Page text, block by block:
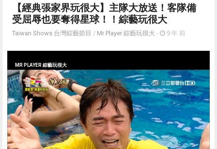
【經典張家界玩很大】主隊大放送！客隊備
受屈辱也要奪得星球！！綜藝玩很大
Taiwan Shows 台灣綜藝節目 / Mr Player 綜藝玩很大 - 9 年 前
MR PLAYER 綜藝玩很大